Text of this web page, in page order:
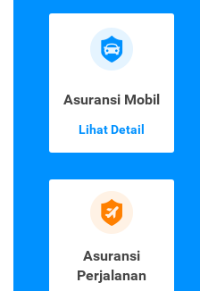
Asuransi Mobil
Lihat Detail
Asuransi
Perjalanan